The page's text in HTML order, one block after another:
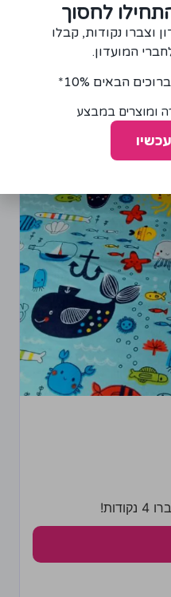
לחסוך
וצברו נקודות, קבלו
המועדון.
הבאים 10%*
ומוצרים במבצע